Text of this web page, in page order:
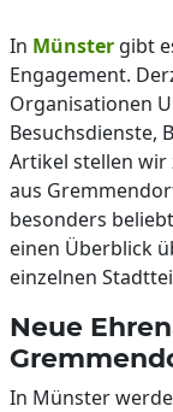
In Münster gibt
Engagement.
Organisationen
Besuchsdienste,
Artikel stellen wir
aus
besonders
einen Überblick
einzelnen
Neue
In Münster